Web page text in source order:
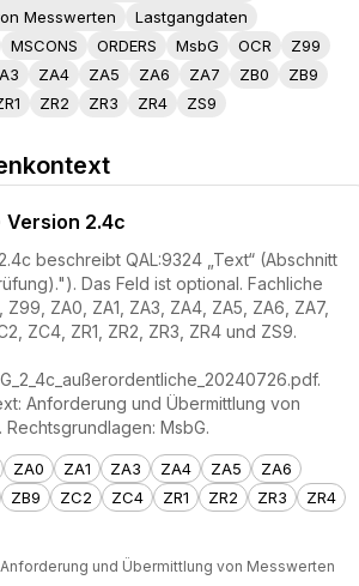
Messwerten
Lastgangdaten
MSCONS ORDERS MsbG OCR
Z99
ZA4 ZA5 ZA6 ZA7 ZB0
ZB9
ZR2 ZR3 ZR4 ZS9
Version 2.4c
beschreibt QAL:9324 „Text“ (Abschnitt
Das Feld ist optional. Fachliche
Z99, ZA0, ZA1, ZA3, ZA4, ZA5, ZA6, ZA7,
ZC4, ZR1, ZR2, ZR3, ZR4 und ZS9.
Anforderung und Übermittlung von
Rechtsgrundlagen: MsbG.
ZA0 ZA1 ZA3 ZA4 ZA5
ZA6
ZB9 ZC2 ZC4 ZR1 ZR2 ZR3
ZR4
Anforderung und Übermittlung von Messwerten